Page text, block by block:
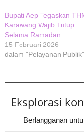
Bupati Aep Tegaskan
Karawang Wajib Tutup
Selama Ramadan
15 Februari 2026
dalam "Pelayanan Publik"
Eksplorasi
Berlangganan
Ketikkan email Anda...